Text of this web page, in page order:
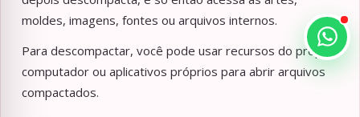
moldes, imagens, fontes ou arquivos internos.
Para descompactar, você pode usar recursos do próprio
computador ou aplicativos próprios para abrir arquivos
compactados.